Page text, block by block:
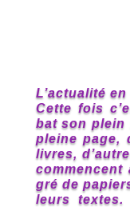
L’actualité
Cette fois
bat son plein
pleine page,
livres,
gré de
leurs textes.